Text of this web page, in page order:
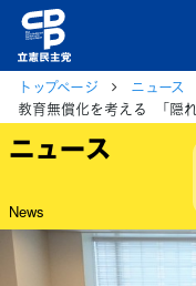
トップページ
ニュース
ニュース
News